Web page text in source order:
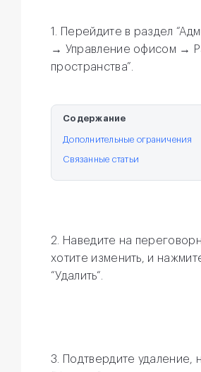
1. Перейдите в раздел
→ Управление офисом →
пространства”.
Содержание
Дополнительные ограничения
Связанные статьи
2.
Наведите на
хотите изменить, и
“Удалить“.
3. Подтвердите удаление,